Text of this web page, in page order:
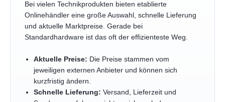
Bei vielen Technikprodukten bieten etablierte
Onlinehändler eine große Auswahl, schnelle Lieferung
und aktuelle Marktpreise. Gerade bei
Standardhardware ist das oft der effizienteste Weg.
Aktuelle Preise: Die Preise stammen vom
jeweiligen externen Anbieter und können sich
kurzfristig ändern.
Schnelle Lieferung: Versand, Lieferzeit und